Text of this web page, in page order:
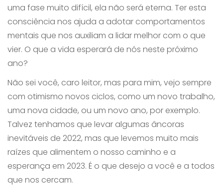
uma fase muito difícil, ela não será eterna. Ter esta
consciência nos ajuda a adotar comportamentos
mentais que nos auxiliam a lidar melhor com o que
vier. O que a vida esperará de nós neste próximo
ano?
Não sei você, caro leitor, mas para mim, vejo sempre
com otimismo novos ciclos, como um novo trabalho,
uma nova cidade, ou um novo ano, por exemplo.
Talvez tenhamos que levar algumas âncoras
inevitáveis de 2022, mas que levemos muito mais
raízes que alimentem o nosso caminho e a
esperança em 2023. É o que desejo a você e a todos
que nos cercam.